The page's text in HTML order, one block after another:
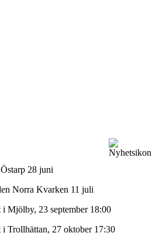
28 juni
Norra Kvarken 11 juli
Mjölby, 23 september 18:00
Trollhättan, 27 oktober 17:30